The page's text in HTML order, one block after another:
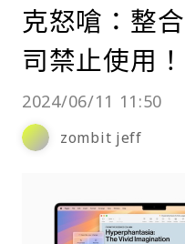
克怒嗆：整
司禁止使用！
2024/06/11 11:50
zombit jeff